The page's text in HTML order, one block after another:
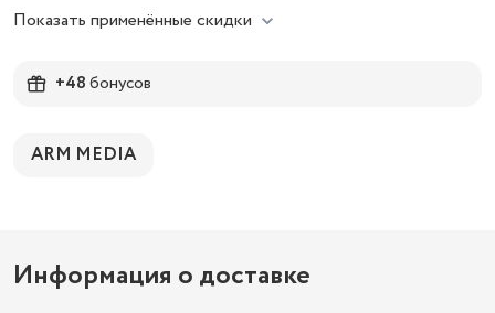
Показать применённые скидки
+48бонусов
ARM MEDIA
Информация о доставке